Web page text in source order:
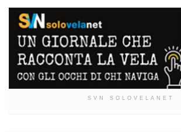
SVN SOLOVELANET